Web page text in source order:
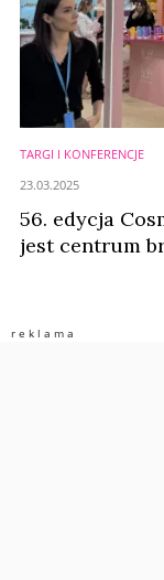
TARGI I KONFERENCJE
56. edycja
jest centrum
23.03.2025